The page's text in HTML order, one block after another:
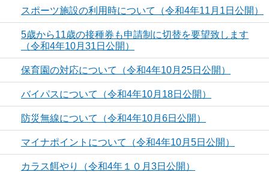
スポーツ施設の利用時について（令和4年11月1日公開）
5歳から11歳の接種券も申請制に切替を要望致します
（令和4年10月31日公開）
保育園の対応について（令和4年10月25日公開）
バイパスについて（令和4年10月18日公開）
防災無線について（令和4年10月6日公開）
マイナポイントについて（令和4年10月5日公開）
カラス餌やり（令和4年１０月3日公開）